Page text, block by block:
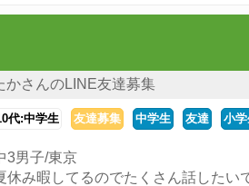
かさんのLINE友達募集
代:中学生 友達募集 中学生 友達 小
3男子/東京
休み暇してるのでたくさん話したい